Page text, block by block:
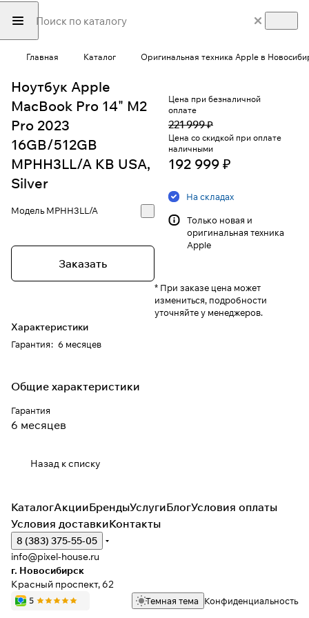
Главная Каталог Оригинальная техника Apple в
Ноутбук Apple
MacBook Pro 14" M2
Pro 2023
16GB/512GB
MPHH3LL/A KB USA,
Silver
МодельMPHH3LL/A
Заказать
Характеристики
Гарантия: 6 месяцев
Цена при безналичной
оплате
221 999 ₽
Цена со скидкой при оплате
наличными
192 999 ₽
На складах
Только новая и
оригинальная техника
Apple
* При заказе цена может
измениться, подробности
уточняйте у менеджеров.
Общие характеристики
Гарантия
6 месяцев
Назад к списку
КаталогАкцииБрендыУслугиБлогУсловия оплаты
Условия доставкиКонтакты
8 (383) 375-55-05
info@pixel-house.ru
г. Новосибирск
Красный проспект, 62
Темная тема Конфиденциальность